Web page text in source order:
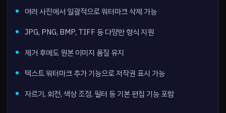
여러 사진에서 일괄적으로 워터마크 삭제 가능
JPG, PNG, BMP, TIFF 등 다양한 형식 지원
제거 후에도 원본 이미지 품질 유지
텍스트 워터마크 추가 기능으로 저작권 표시 가능
자르기, 회전, 색상 조정, 필터 등 기본 편집 기능 포함